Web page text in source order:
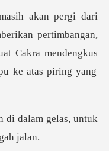
pertimbangan,
Cakra mendengkus
di dalam gelas, untuk